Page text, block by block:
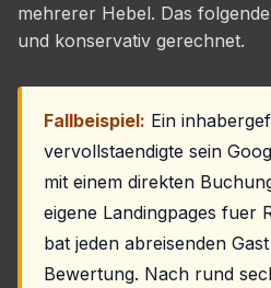
mehrerer Hebel. Das
und konservativ gerechnet.
Fallbeispiel: Ein
vervollstaendigte sein
mit einem direkten
eigene Landingpages fuer
bat jeden abreisenden
Bewertung. Nach rund